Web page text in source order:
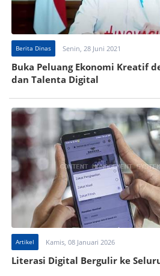
Berita Dinas Senin, 28 Juni 2021
Buka Peluang Ekonomi Kreatif
dan Talenta Digital
Artikel Kamis, 08 Januari 2026
Literasi Digital Bergulir ke